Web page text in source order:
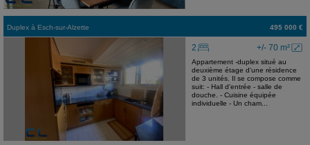
Duplex à Esch-sur-Alzette 495 000 €
+/- 70 m²
2
Appartement -duplex situé au
deuxième étage d'une résidence
de 3 unités. Il se compose comme
suit: - Hall d'entrée - salle de
douche. - Cuisine équipée
individuelle - Un cham...